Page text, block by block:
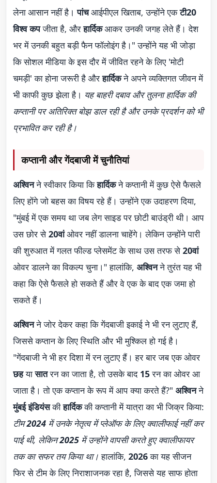
लेना आसान नहीं है।पांचआईपीएल खिताब, उन्होंने एकटी20
विश्व कपजीता है, औरहार्दिकआकर उनकी जगह लेते हैं। देश
भर में उनकी बहुत बड़ी फैन फॉलोइंग है।" उन्होंने यह भी जोड़ा
कि सोशल मीडिया के इस दौर में जीवित रहने के लिए 'मोटी
चमड़ी' का होना जरूरी है औरहार्दिकने अपने व्यक्तिगत जीवन में
भी काफी कुछ झेला है। यह बाहरी दबाव और तुलना हार्दिक की
कप्तानी पर अतिरिक्त बोझ डाल रही है और उनके प्रदर्शन को भी
प्रभावित कर रही है।
कप्तानी और गेंदबाजी में चुनौतियां
अश्विनने स्वीकार किया किहार्दिकने कप्तानी में कुछ ऐसे फैसले
लिए होंगे जो बहस का विषय रहे हैं। उन्होंने एक उदाहरण दिया,
"मुंबई में एक समय था जब लेग साइड पर छोटी बाउंड्री थी। आप
उस छोर से20वांओवर नहीं डालना चाहेंगे। लेकिन उन्होंने पारी
की शुरुआत में गलत फील्ड प्लेसमेंट के साथ उस तरफ से20वां
ओवर डालने का विकल्प चुना।" हालांकि, अश्विनने तुरंत यह भी
कहा कि ऐसे फैसले हो सकते हैं और वे एक के बाद एक जमा हो
सकते हैं।
अश्विनने जोर देकर कहा कि गेंदबाजी इकाई ने भी रन लुटाए हैं,
जिससे कप्तान के लिए स्थिति और भी मुश्किल हो गई है।
"गेंदबाजी ने भी हर दिशा में रन लुटाए हैं। हर बार जब एक ओवर
छहयासातरन का जाता है, तो उसके बाद 15रन का ओवर आ
जाता है। तो एक कप्तान के रूप में आप क्या करते हैं?" अश्विनने
मुंबई इंडियंसकीहार्दिककी कप्तानी में यात्रा का भी जिक्र किया:
टीम2024 में उनके नेतृत्व में प्लेऑफ के लिए क्वालीफाई नहीं कर
पाई थी, लेकिन2025 में उन्होंने वापसी करते हुए क्वालीफायर
तक का सफर तय किया था। हालांकि, 2026का यह सीजन
फिर से टीम के लिए निराशाजनक रहा है, जिससे यह साफ होता